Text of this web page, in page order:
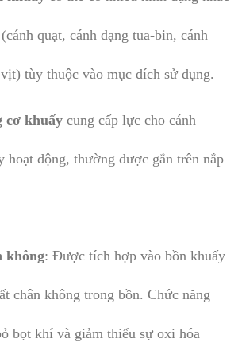
quạt, cánh dạng tua-bin, cánh
tùy thuộc vào mục đích sử dụng.
cơ khuấycung cấp lực cho cánh
hoạt động, thường được gắn trên nắp
không: Được tích hợp vào bồn khuấy
chân không trong bồn. Chức năng
bọt khí và giảm thiểu sự oxi hóa